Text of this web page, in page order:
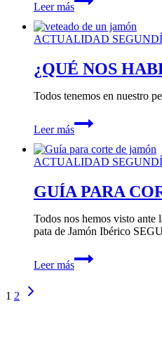
Leer máscuración
del
jamón:
lo
que
solo
el
ACTUALIDAD
¿QUÉ NOS
Todos tenemos en nuestro
Leer más
¿QUÉ
NOS
HABLA
EL
VETEADO
UN
ACTUALIDAD
GUÍA PARA
Todos nos hemos visto ante
pata de Jamón Ibérico
Leer más
GUÍA
PARA
Navegación
1 2
Siguiente